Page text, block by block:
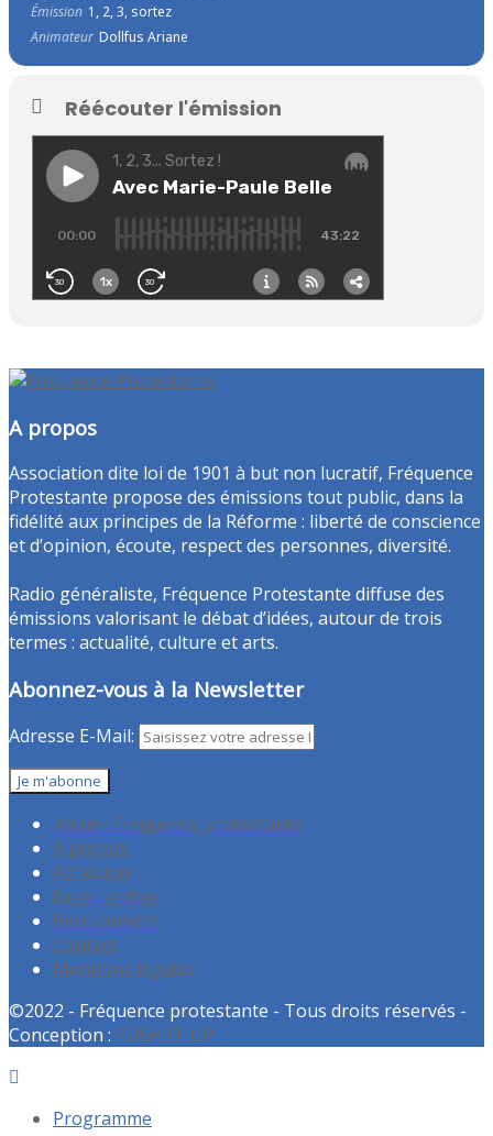
Émission 1, 2, 3, sortez
Animateur Dollfus Ariane
Réécouter l'émission
A propos
Association dite loi de 1901 à but non lucratif, Fréquence
Protestante propose des émissions tout public, dans la
fidélité aux principes de la Réforme : liberté de conscience
et d’opinion, écoute, respect des personnes, diversité.
Radio généraliste, Fréquence Protestante diffuse des
émissions valorisant le débat d’idées, autour de trois
termes : actualité, culture et arts.
Abonnez-vous à la Newsletter
Adresse E-Mail:
Accueil Fréquence protestante
A propos
Adhésion
Faire un don
Recrutement
Contact
Mentions légales
©2022 - Fréquence protestante - Tous droits réservés -
Conception : PUSH IT UP
Programme